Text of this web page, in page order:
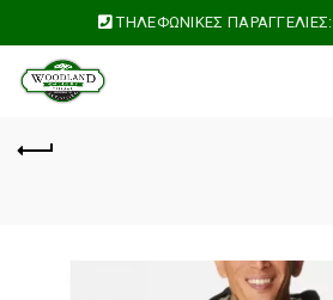
ΤΗΛΕΦΩΝΙΚΕΣ ΠΑΡΑΓΓΕΛΙΕΣ: